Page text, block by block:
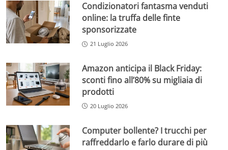
Condizionatori fantasma venduti
online: la truffa delle finte
sponsorizzate
21 Luglio 2026
Amazon anticipa il Black Friday:
sconti fino all’80% su migliaia di
prodotti
20 Luglio 2026
Computer bollente? I trucchi per
raffreddarlo e farlo durare di più